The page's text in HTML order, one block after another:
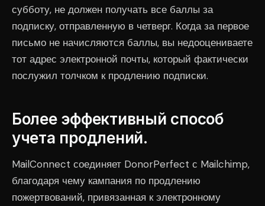
субботу, не должен получать все баллы за
подписку, отправленную в четверг. Когда за первое
письмо не начисляются баллы, вы недооцениваете
тот адрес электронной почты, который фактически
послужил толчком к продлению подписки.
Более эффективный способ
учета продлений.
MailConnect соединяет DonorPerfect с Mailchimp,
благодаря чему кампания по продлению
пожертвований, привязанная к электронному